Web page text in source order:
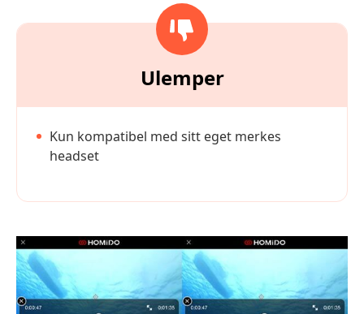
Ulemper
Kun kompatibel med sitt eget merkes
headset